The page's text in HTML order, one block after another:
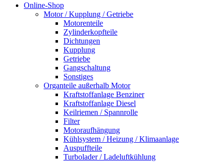
Online-Shop
Motor / Kupplung / Getriebe
Motorenteile
Zylinderkopfteile
Dichtungen
Kupplung
Getriebe
Gangschaltung
Sonstiges
Organteile außerhalb Motor
Kraftstoffanlage Benziner
Kraftstoffanlage Diesel
Keilriemen / Spannrolle
Filter
Motoraufhängung
Kühlsystem / Heizung / Klimaanlage
Auspuffteile
Turbolader / Ladeluftkühlung